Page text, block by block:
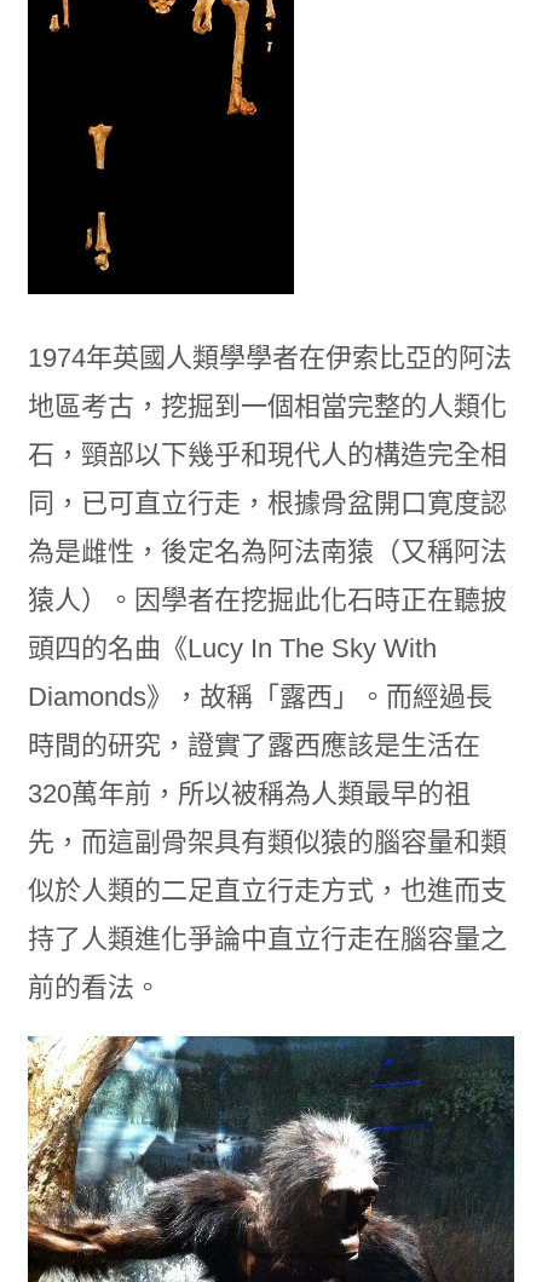
1974年英國人類學學者在伊索比亞的阿法
地區考古，挖掘到一個相當完整的人類化
石，頸部以下幾乎和現代人的構造完全相
同，已可直立行走，根據骨盆開口寛度認
為是雌性，後定名為阿法南猿（又稱阿法
猿人）。因學者在挖掘此化石時正在聽披
頭四的名曲《Lucy In The Sky With
Diamonds》，故稱「露西」。而經過長
時間的研究，證實了露西應該是生活在
320萬年前，所以被稱為人類最早的祖
先，而這副骨架具有類似猿的腦容量和類
似於人類的二足直立行走方式，也進而支
持了人類進化爭論中直立行走在腦容量之
前的看法。